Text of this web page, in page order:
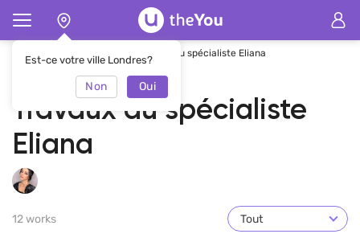
Est-ce votre ville Londres?
Non Oui
Page d'accueil Eliana Travaux du spécialiste Eliana
Travaux du spécialiste
Eliana
12 works Tout